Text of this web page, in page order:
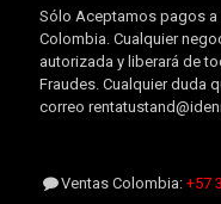
Sólo Aceptamos pagos a
Colombia. Cualquier
autorizada y liberará de
Fraudes. Cualquier duda
correo
Ventas Colombia:+57